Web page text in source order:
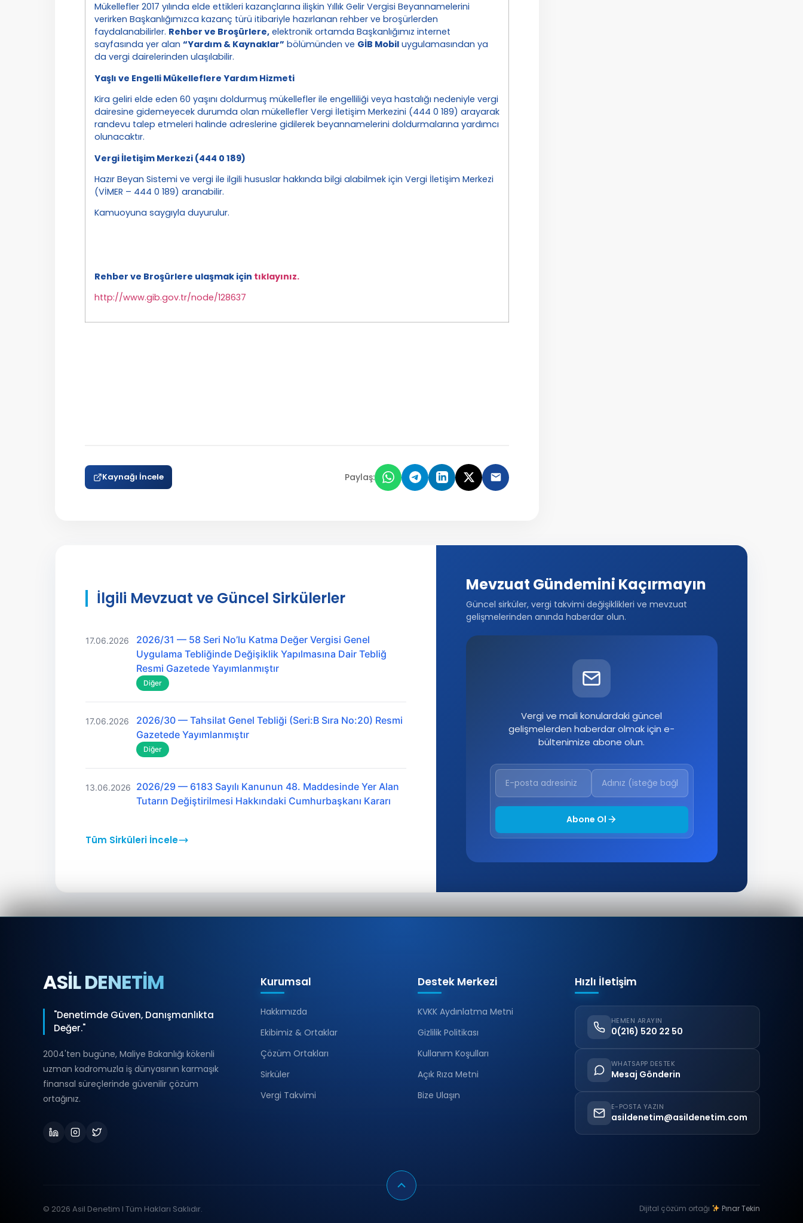
Mükellefler 2017 yılında elde ettikleri kazançlarına ilişkin Yıllık Gelir Vergisi Beyannamelerini
verirken Başkanlığımızca kazanç türü itibariyle hazırlanan rehber ve broşürlerden
faydalanabilirler. Rehber ve Broşürlere, elektronik ortamda Başkanlığımız internet
sayfasında yer alan “Yardım & Kaynaklar” bölümünden ve GİB Mobil uygulamasından ya
da vergi dairelerinden ulaşılabilir.
Yaşlı ve Engelli Mükelleflere Yardım Hizmeti
Kira geliri elde eden 60 yaşını doldurmuş mükellefler ile engelliliği veya hastalığı nedeniyle vergi
dairesine gidemeyecek durumda olan mükellefler Vergi İletişim Merkezini (444 0 189) arayarak
randevu talep etmeleri halinde adreslerine gidilerek beyannamelerini doldurmalarına yardımcı
olunacaktır.
Vergi İletişim Merkezi (444 0 189)
Hazır Beyan Sistemi ve vergi ile ilgili hususlar hakkında bilgi alabilmek için Vergi İletişim Merkezi
(VİMER – 444 0 189) aranabilir.
Kamuoyuna saygıyla duyurulur.
Rehber ve Broşürlere ulaşmak için tıklayınız.
http://www.gib.gov.tr/node/128637
Kaynağı İncele Paylaş:
İlgili Mevzuat ve Güncel Sirkülerler
17.06.2026
2026/31 — 58 Seri No’lu Katma Değer Vergisi Genel
Uygulama Tebliğinde Değişiklik Yapılmasına Dair Tebliğ
Resmi Gazetede Yayımlanmıştır
Diğer
17.06.2026
2026/30 — Tahsilat Genel Tebliği (Seri:B Sıra No:20) Resmi
Gazetede Yayımlanmıştır
Diğer
13.06.2026
2026/29 — 6183 Sayılı Kanunun 48. Maddesinde Yer Alan
Tutarın Değiştirilmesi Hakkındaki Cumhurbaşkanı Kararı
Tüm Sirküleri İncele
Mevzuat Gündemini Kaçırmayın
Güncel sirküler, vergi takvimi değişiklikleri ve mevzuat
gelişmelerinden anında haberdar olun.
Vergi ve mali konulardaki güncel
gelişmelerden haberdar olmak için e-
bültenimize abone olun.
Abone Ol
ASİL DENETİM
"Denetimde Güven, Danışmanlıkta
Değer."
2004'ten bugüne, Maliye Bakanlığı kökenli
uzman kadromuzla iş dünyasının karmaşık
finansal süreçlerinde güvenilir çözüm
ortağınız.
Kurumsal
Hakkımızda
Ekibimiz & Ortaklar
Çözüm Ortakları
Sirküler
Vergi Takvimi
Destek Merkezi
KVKK Aydınlatma Metni
Gizlilik Politikası
Kullanım Koşulları
Açık Rıza Metni
Bize Ulaşın
Hızlı İletişim
HEMEN ARAYIN
0(216) 520 22 50
WHATSAPP DESTEK
Mesaj Gönderin
E-POSTA YAZIN
asildenetim@asildenetim.com
© 2026 Asil Denetim I Tüm Hakları Saklıdır. Dijital çözüm ortağı Pınar Tekin